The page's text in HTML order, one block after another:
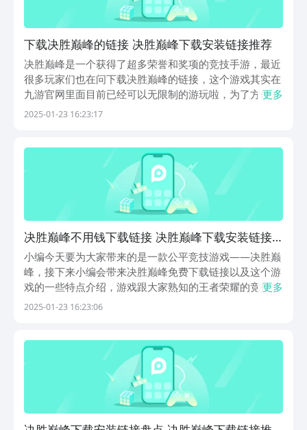
下载决胜巅峰的链接 决胜巅峰下载安装链接推荐
决胜巅峰是一个获得了超多荣誉和奖项的竞技手游，最近
很多玩家们也在问下载决胜巅峰的链接，这个游戏其实在
九游官网里面目前已经可以无限制的游玩啦，为了方便大
家下载游玩，小编把下载决胜巅峰的链接给大家挑出来
胜...
更多
2025-01-23 16:23:17
决胜巅峰不用钱下载链接 决胜巅峰下载安装链接
推荐
小编今天要为大家带来的是一款公平竞技游戏——决胜巅
峰，接下来小编会带来决胜巅峰免费下载链接以及这个游
戏的一些特点介绍，游戏跟大家熟知的王者荣耀的竞技玩
法是同一类型，但是这款游戏又有其他游戏没法比拟的优
吧。...
更多
2025-01-23 16:23:06